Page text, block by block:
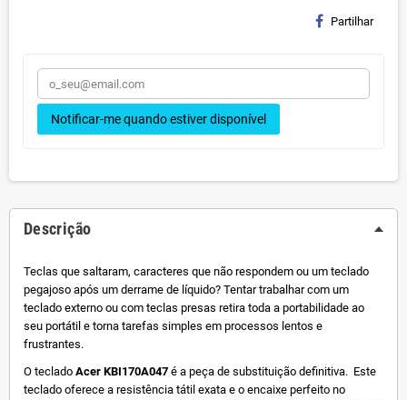
Partilhar
Notificar-me quando estiver disponível
Descrição
Teclas que saltaram, caracteres que não respondem ou um teclado
pegajoso após um derrame de líquido? Tentar trabalhar com um
teclado externo ou com teclas presas retira toda a portabilidade ao
seu portátil e torna tarefas simples em processos lentos e
frustrantes.
O teclado Acer KBI170A047 é a peça de substituição definitiva. Este
teclado oferece a resistência tátil exata e o encaixe perfeito no